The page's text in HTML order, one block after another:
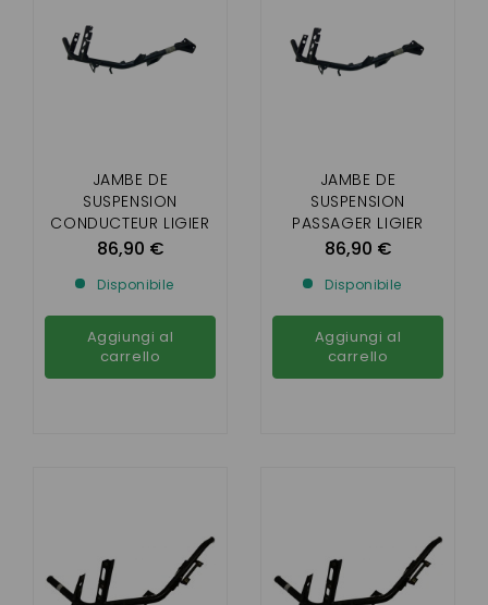
JAMBE DE
SUSPENSION
CONDUCTEUR LIGIER
XTOO S / R / RS /
86,90 €
Disponibile
Aggiungi al
carrello
JAMBE DE
SUSPENSION
PASSAGER LIGIER
XTOO S / R / RS /
86,90 €
Disponibile
Aggiungi al
carrello